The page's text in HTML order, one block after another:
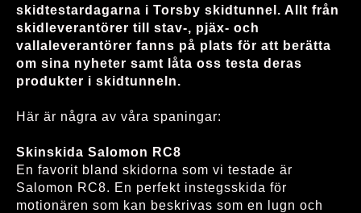
skidtestardagarna i Torsby skidtunnel. Allt från
skidleverantörer till stav-, pjäx- och
vallaleverantörer fanns på plats för att berätta
om sina nyheter samt låta oss testa deras
produkter i skidtunneln.
Här är några av våra spaningar:
Skinskida Salomon RC8
En favorit bland skidorna som vi testade är
Salomon RC8. En perfekt instegsskida för
motionären som kan beskrivas som en lugn och